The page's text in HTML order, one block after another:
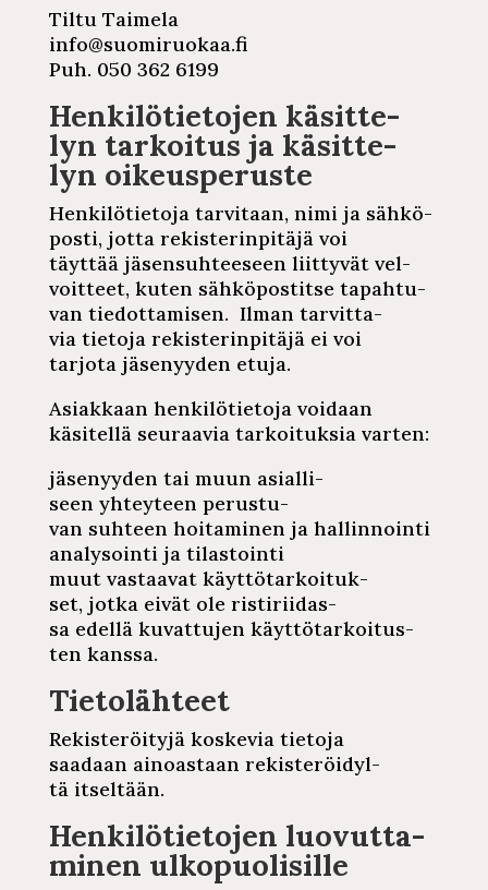
Tiltu Taimela
info@suo­mi­ruo­kaa.fi
Puh. 050 362 6199
Hen­ki­lö­tie­to­jen kä­sit­te­
lyn tarkoitus ja kä­sit­te­
lyn oi­keus­pe­rus­te
Hen­ki­lö­tie­to­ja tarvitaan, nimi ja säh­kö­
pos­ti, jotta re­kis­te­rin­pi­tä­jä voi
täyttää jä­sen­suh­tee­seen liittyvät vel­
voit­teet, kuten säh­kö­pos­tit­se ta­pah­tu­
van tie­dot­ta­mi­sen. Ilman tar­vit­ta­
via tietoja re­kis­te­rin­pi­tä­jä ei voi
tarjota jä­se­nyy­den etuja.
Asiakkaan hen­ki­lö­tie­to­ja voidaan
käsitellä seuraavia tar­koi­tuk­sia varten:
jä­se­nyy­den tai muun asial­li­
seen yhteyteen pe­rus­tu­
van suhteen hoi­ta­mi­nen ja hal­lin­noin­ti
ana­ly­soin­ti ja ti­las­toin­ti
muut vastaavat käyt­tö­tar­koi­tuk­
set, jotka eivät ole ris­ti­rii­das­
sa edellä ku­vat­tu­jen käyt­tö­tar­koi­tus­
ten kanssa.
Tie­to­läh­teet
Re­kis­te­röi­ty­jä koskevia tietoja
saadaan ai­noas­taan re­kis­te­röi­dyl­
tä itseltään.
Hen­ki­lö­tie­to­jen luo­vut­ta­
mi­nen ul­ko­puo­li­sil­le